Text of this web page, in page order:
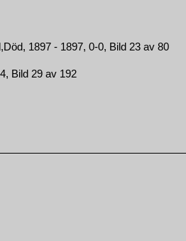
1897 - 1897, 0-0, Bild 23 av 80
Bild 29 av 192